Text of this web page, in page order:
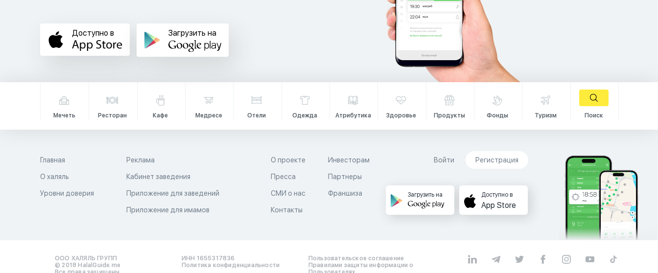
Доступно в Загрузить на
Мечеть Ресторан Кафе Медресе Отели Одежда Атрибутика Здоровье Продукты Фонды Туризм Поиск
Главная
О халяль
Уровни доверия
Реклама
Кабинет заведения
Приложение для заведений
Приложение для имамов
О проекте
Пресса
СМИ о нас
Контакты
Инвесторам
Партнеры
Франшиза
Войти Регистрация
Загрузить на Доступно в
App Store
ООО ХАЛЯЛЬ ГРУПП
© 2018 HalalGuide.me
ИНН 1655317836
Политика конфиденциальности
Пользовательское соглашение
Правилами защиты информации о